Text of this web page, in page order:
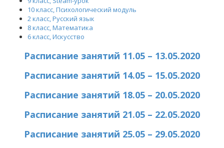
10 класс, Психологический модуль
2 класс, Русский язык
8 класс, Математика
6 класс, Искусство
Расписание занятий 11.05 – 13.05.2020
Расписание занятий 14.05 – 15.05.2020
Расписание занятий 18.05 – 20.05.2020
Расписание занятий 21.05 – 22.05.2020
Расписание занятий 25.05 – 29.05.2020